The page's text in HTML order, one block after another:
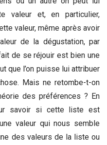
valeur et, en particulier,
valeur, même après avoir
de la dégustation, par
de se réjouir est bien une
que l’on puisse lui attribuer
Mais ne retombe-t-on
des préférences ? En
savoir si cette liste est
valeur qui nous semble
des valeurs de la liste ou